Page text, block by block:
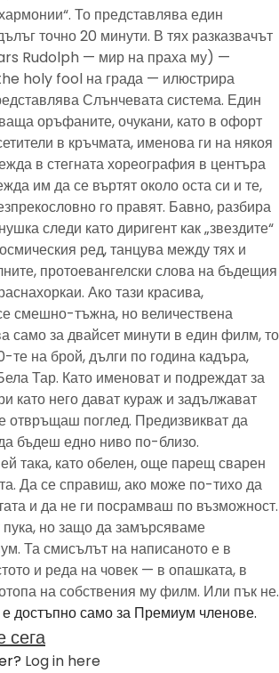
То представлява един
точно 20 минути. В тях разказвачът
Rudolph — мир на праха му) —
holy fool на града — илюстрира
Слънчевата система. Един
оръфаните, очукани, като в офорт
в кръчмата, именова ги на някоя
в стегната хореография в центъра
им да се въртят около оста си и те,
го правят. Бавно, разбира
следи като диригент как „звездите“
ред, танцува между тях и
протоевангелски слова на бъдещия
Ако тази красива,
смешно-тъжна, но величествена
само за двайсет минути в един филм, то
те на брой, дълги по година кадъра,
Тар. Като именоват и подреждат за
като него дават кураж и задължават
отвръщаш поглед. Предизвикват да
бъдеш едно ниво по-близо.
така, като обелен, още парещ сварен
Да се справиш, ако може по-тихо да
и да не ги посрамваш по възможност.
но защо да замърсяваме
Та смисълът на написаното е в
и реда на човек — в опашката, в
на собствения му филм. Или пък не.
достъпно само за Премиум членове.
сега
Log in here